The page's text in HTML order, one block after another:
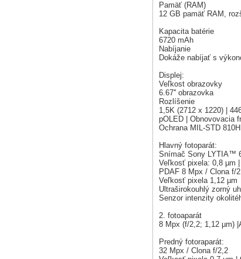
Pamäť (RAM)
12 GB pamäť RAM,
Kapacita batérie
6720 mAh
Nabíjanie
Dokáže nabíjať s
Displej:
Veľkost obrazovky
6.67'' obrazovka
Rozlíšenie
1,5K (2712 x 1220) |
pOLED | Obnovovacia
Ochrana MIL-STD
Hlavný fotoparát:
Snímač Sony LYTIA™
Veľkosť pixela: 0,8 µm
PDAF 8 Mpx / Clona f/
Veľkosť pixela 1,12 µm
Ultraširokouhlý zorný
Senzor intenzity
2. fotoaparát
8 Mpx (f/2,2; 1,12 µm)
Predný fotoraparát:
32 Mpx / Clona f/2,2